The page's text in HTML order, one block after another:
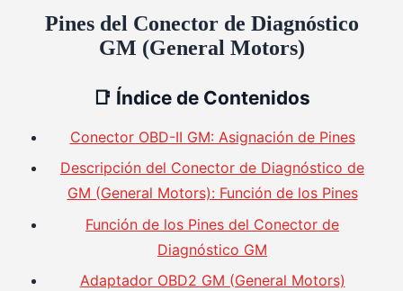
Pines del Conector de Diagnóstico
GM (General Motors)
📑 Índice de Contenidos
Conector OBD-II GM: Asignación de Pines
Descripción del Conector de Diagnóstico de
GM (General Motors): Función de los Pines
Función de los Pines del Conector de
Diagnóstico GM
Adaptador OBD2 GM (General Motors)